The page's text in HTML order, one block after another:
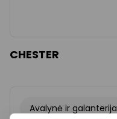
CHESTER
Avalynė ir galanterija